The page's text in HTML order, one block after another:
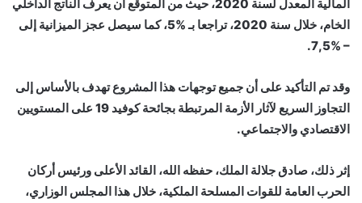
المالية المعدل لسنة 2020، حيث من المتوقع أن يعرف الناتج الداخلي
الخام، خلال سنة 2020، تراجعا بـ %5، كما سيصل عجز الميزانية إلى
– %7,5.
وقد تم التأكيد على أن جميع توجهات هذا المشروع تهدف بالأساس إلى
التجاوز السريع لآثار الأزمة المرتبطة بجائحة كوفيد 19 على المستويين
الاقتصادي والاجتماعي.
إثر ذلك، صادق جلالة الملك، حفظه الله، القائد الأعلى ورئيس أركان
الحرب العامة للقوات المسلحة الملكية، خلال هذا المجلس الوزاري،